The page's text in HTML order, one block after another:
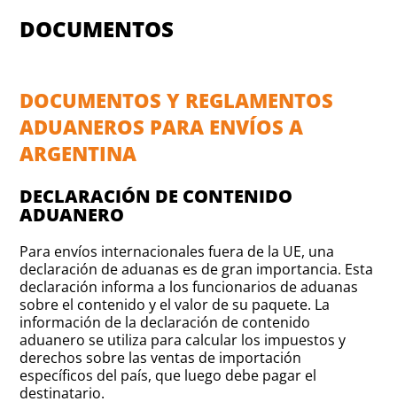
DOCUMENTOS
DOCUMENTOS Y REGLAMENTOS
ADUANEROS PARA ENVÍOS A
ARGENTINA
DECLARACIÓN DE CONTENIDO
ADUANERO
Para envíos internacionales fuera de la UE, una
declaración de aduanas es de gran importancia. Esta
declaración informa a los funcionarios de aduanas
sobre el contenido y el valor de su paquete. La
información de la declaración de contenido
aduanero se utiliza para calcular los impuestos y
derechos sobre las ventas de importación
específicos del país, que luego debe pagar el
destinatario.